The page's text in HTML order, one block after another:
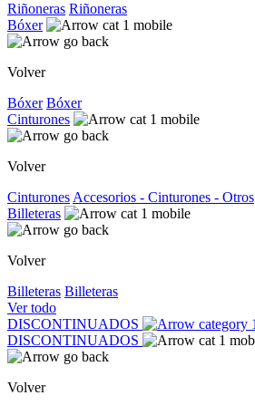
Riñoneras Riñoneras
Bóxer
Volver
Bóxer Bóxer
Cinturones
Volver
Cinturones Accesorios - Cinturones - Otros
Billeteras
Volver
Billeteras Billeteras
Ver todo
DISCONTINUADOS
DISCONTINUADOS
Volver